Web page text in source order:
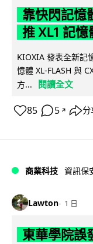
靠快閃記憶
推 XL1 記憶
KIOXIA 發表全新記
憶體 XL-FLASH 與
方...
閱讀全文
85 5 ↗ 分
商業科技 資訊保
Lawton 1 日
東華學院誤